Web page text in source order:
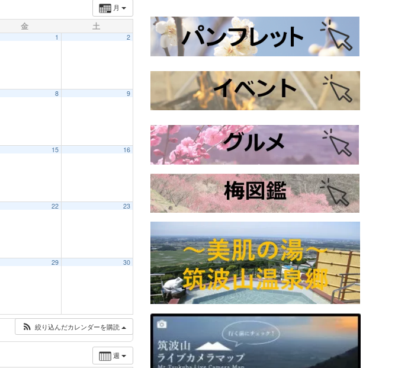
月
金 土
1 2
8 9
15 16
22 23
29 30
絞り込んだカレンダーを購読
週